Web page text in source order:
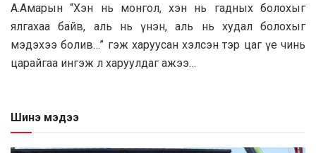
А.Амарын “Хэн нь монгол, хэн нь гадных болохыг
ялгахаа байв, аль нь үнэн, аль нь худал болохыг
мэдэхээ болив…” гэж харуусан хэлсэн тэр цаг үе чинь
царайгаа ингэж л харуулдаг ажээ…
Шинэ мэдээ